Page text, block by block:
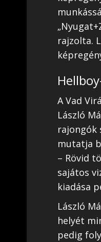
rajzolta.
A Vad
László
rajongók
mutatja
– Rövid
sajátos
kiadása
László
helyét
pedig